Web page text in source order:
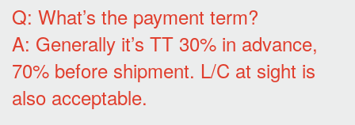
Q: What’s the payment term?
A: Generally it’s TT 30% in advance,
70% before shipment. L/C at sight is
also acceptable.